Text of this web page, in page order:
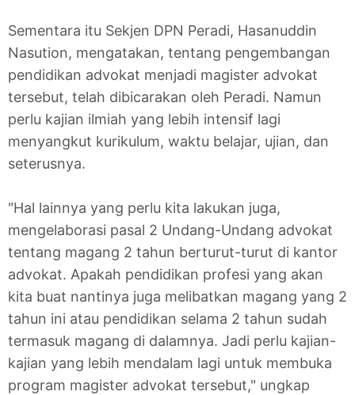
Sementara itu Sekjen DPN Peradi, Hasanuddin
Nasution, mengatakan, tentang pengembangan
pendidikan advokat menjadi magister advokat
tersebut, telah dibicarakan oleh Peradi. Namun
perlu kajian ilmiah yang lebih intensif lagi
menyangkut kurikulum, waktu belajar, ujian, dan
seterusnya.
"Hal lainnya yang perlu kita lakukan juga,
mengelaborasi pasal 2 Undang-Undang advokat
tentang magang 2 tahun berturut-turut di kantor
advokat. Apakah pendidikan profesi yang akan
kita buat nantinya juga melibatkan magang yang 2
tahun ini atau pendidikan selama 2 tahun sudah
termasuk magang di dalamnya. Jadi perlu kajian-
kajian yang lebih mendalam lagi untuk membuka
program magister advokat tersebut," ungkap